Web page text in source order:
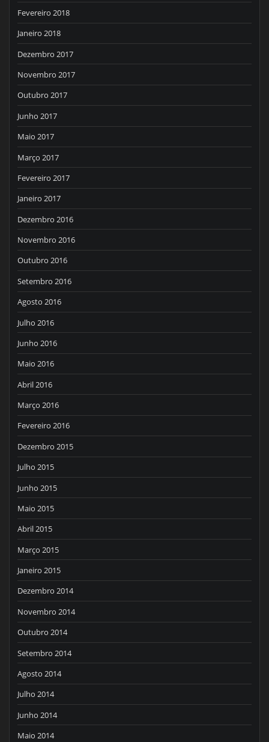
Fevereiro 2018
Janeiro 2018
Dezembro 2017
Novembro 2017
Outubro 2017
Junho 2017
Maio 2017
Março 2017
Fevereiro 2017
Janeiro 2017
Dezembro 2016
Novembro 2016
Outubro 2016
Setembro 2016
Agosto 2016
Julho 2016
Junho 2016
Maio 2016
Abril 2016
Março 2016
Fevereiro 2016
Dezembro 2015
Julho 2015
Junho 2015
Maio 2015
Abril 2015
Março 2015
Janeiro 2015
Dezembro 2014
Novembro 2014
Outubro 2014
Setembro 2014
Agosto 2014
Julho 2014
Junho 2014
Maio 2014